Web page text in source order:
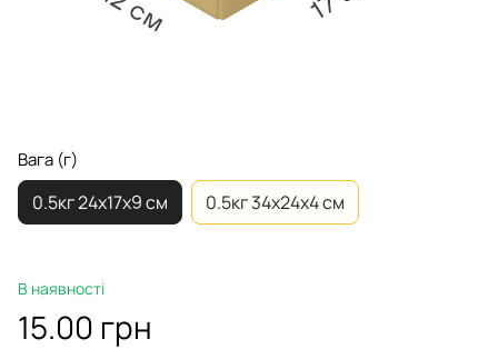
Вага (г)
0.5кг 24х17х9 см 0.5кг 34х24х4 см
В наявності
15.00 грн